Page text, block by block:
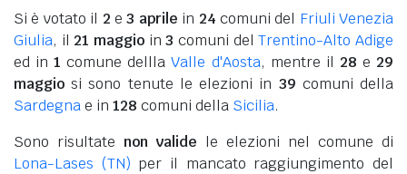
Si è votato il 2 e3 aprile in 24 comuni del Friuli Venezia
Giulia, il 21 maggio in3 comuni delTrentino-Alto Adige
ed in1 comune delllaValle d'Aosta, mentre il 28 e 29
maggio si sono tenute le elezioni in 39 comuni della
Sardegnae in 128 comuni della Sicilia.
Sono risultate non valide le elezioni nel comune di
Lona-Lases (TN) per il mancato raggiungimento del